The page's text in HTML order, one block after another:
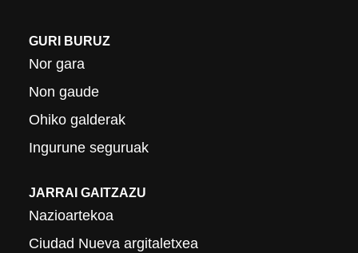
GURI BURUZ
Nor gara
Non gaude
Ohiko galderak
Ingurune seguruak
JARRAI GAITZAZU
Nazioartekoa
Ciudad Nueva argitaletxea